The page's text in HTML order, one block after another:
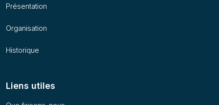
Présentation
Organisation
Historique
Liens utiles